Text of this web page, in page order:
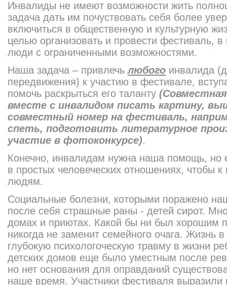
Инвалиды не имеют возможности жить
задача дать им почуствовать себя более
включиться в общественную и культурную
целью организовать и провести фестиваль,
люди с ограниченными возможностями.
Наша задача – привлечьлюбого инвалида
передвижения) к участию в фестивале,
помочь раскрыться его таланту
вместе с инвалидом писать картину,
совместный номер на фестиваль,
спеть, подготовить литературное
участие в фотоконкурсе).
Конечно, инвалидам нужна наша помощь, но
в простых человеческих отношениях, чтобы к
людям.
Социальные болезни, которыми поражено
после себя страшные раны - детей сирот.
домах и приютах. Какой бы ни был хорошим
никогда не заменит семейного очага. Жизнь
глубокую психологоческую травму в жизни
детских домов еще было уместным после
но нет основания для оправданий
наше время. Участники фестиваля выразили